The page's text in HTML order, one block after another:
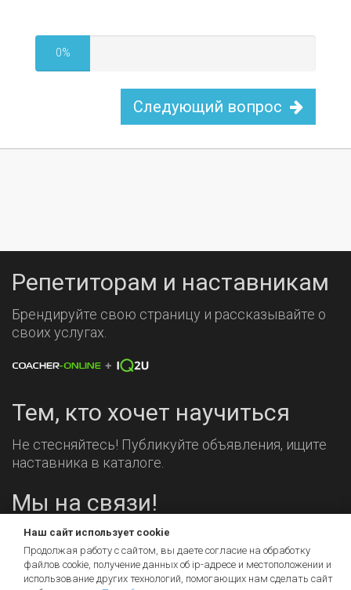
0%
Следующий вопрос
Репетиторам и наставникам
Брендируйте свою страницу и рассказывайте о
своих услугах.
Тем, кто хочет научиться
Не стесняйтесь! Публикуйте объявления, ищите
наставника в каталоге.
Мы на связи!
Наш сайт использует cookie
Продолжая работу с сайтом, вы даете согласие на обработку
файлов cookie, получение данных об ip-адресе и местоположении и
использование других технологий, помогающих нам сделать сайт